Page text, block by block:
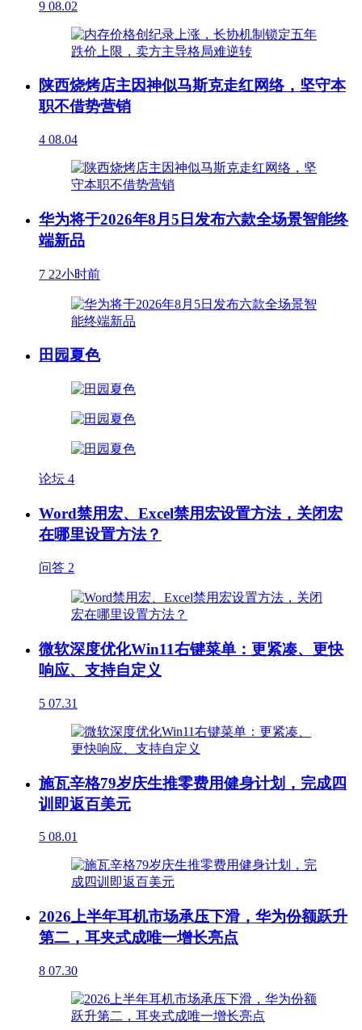
9 08.02
陕西烧烤店主因神似马斯克走红网络，坚守本
职不借势营销
4 08.04
华为将于2026年8月5日发布六款全场景智能终
端新品
7 22小时前
田园夏色
论坛 4
Word禁用宏、Excel禁用宏设置方法，关闭宏
在哪里设置方法？
问答 2
微软深度优化Win11右键菜单：更紧凑、更快
响应、支持自定义
5 07.31
施瓦辛格79岁庆生推零费用健身计划，完成四
训即返百美元
5 08.01
2026上半年耳机市场承压下滑，华为份额跃升
第二，耳夹式成唯一增长亮点
8 07.30